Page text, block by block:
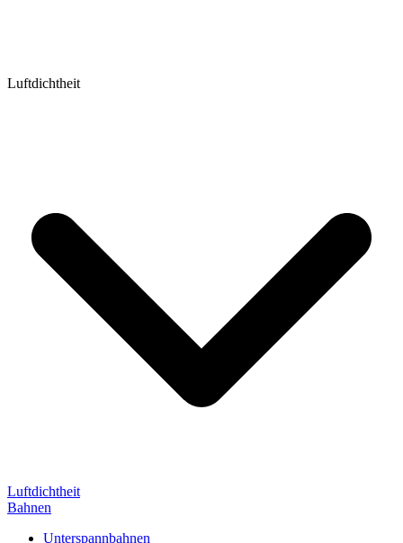
Luftdichtheit
Luftdichtheit
Bahnen
Unterspannbahnen